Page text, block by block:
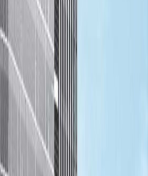
G, 8th Floor, Jl. TB
Kav 18 Jakarta
Ruang Kantor
Jakarta
Ruang